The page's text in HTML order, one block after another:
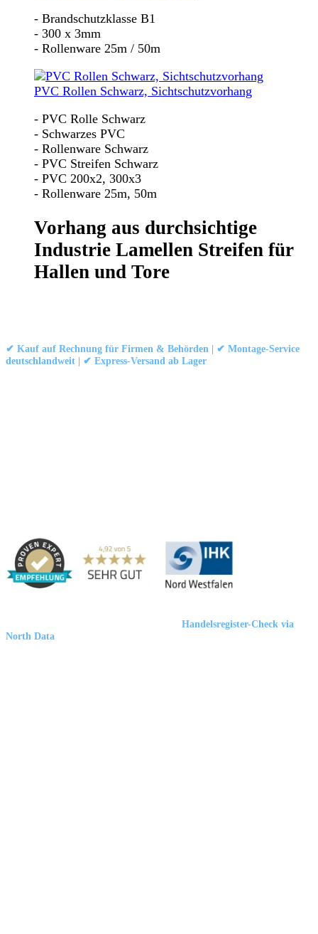
- Brandschutzklasse B1
- 300 x 3mm
- Rollenware 25m / 50m
PVC Rollen Schwarz, Sichtschutzvorhang
- PVC Rolle Schwarz
- Schwarzes PVC
- Rollenware Schwarz
- PVC Streifen Schwarz
- PVC 200x2, 300x3
- Rollenware 25m, 50m
Vorhang aus durchsichtige
Industrie Lamellen Streifen für
Hallen und Tore
✔ Kauf auf Rechnung für Firmen & Behörden | ✔ Montage-Service
deutschlandweit | ✔ Express-Versand ab Lager
Handelsregister-Check via
North Data